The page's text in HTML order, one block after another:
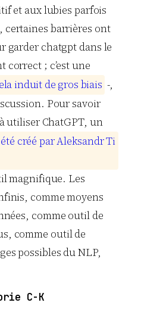
et aux lubies parfois
certaines barrières ont
garder chatgpt dans le
correct ; c’est une
ela induit de gros biais -,
Pour savoir
utiliser ChatGPT, un
été créé parAleksandrTi
magnifique. Les
comme moyens
comme outil de
comme outil de
possibles du NLP,
C-K